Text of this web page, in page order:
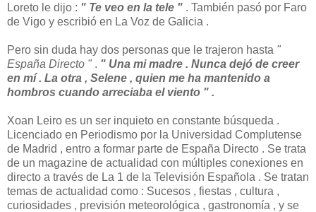
Loreto le dijo : " Te veo en la tele " . También pasó por Faro
de Vigo y escribió en La Voz de Galicia .
Pero sin duda hay dos personas que le trajeron hasta "
España Directo " . " Una mi madre . Nunca dejó de creer
en mí . La otra , Selene , quien me ha mantenido a
hombros cuando arreciaba el viento " .
Xoan Leiro es un ser inquieto en constante búsqueda .
Licenciado en Periodismo por la Universidad Complutense
de Madrid , entro a formar parte de España Directo . Se trata
de un magazine de actualidad con múltiples conexiones en
directo a través de La 1 de la Televisión Española . Se tratan
temas de actualidad como : Sucesos , fiestas , cultura ,
curiosidades , previsión meteorológica , gastronomía , y se